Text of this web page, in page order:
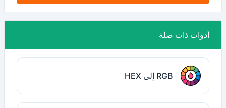
أدوات ذات صلة
RGB إلى HEX